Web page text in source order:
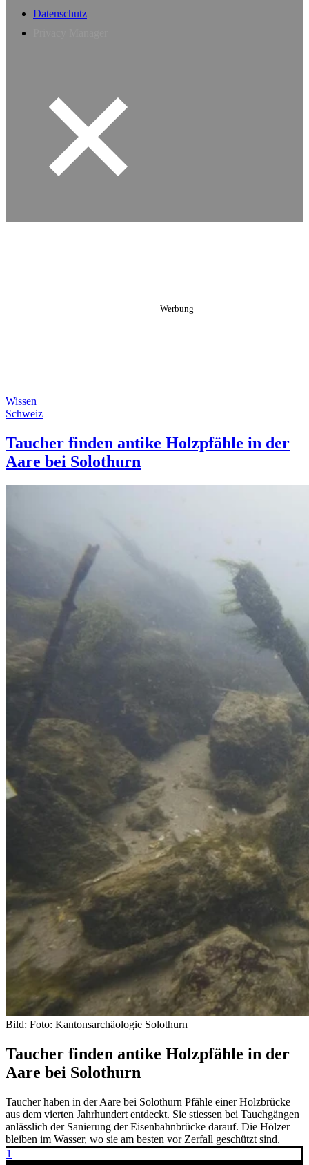
Datenschutz
Wissen
Schweiz
Taucher finden antike Holzpfähle in der
Aare bei Solothurn
Bild: Foto: Kantonsarchäologie Solothurn
Taucher finden antike Holzpfähle in der
Aare bei Solothurn
Taucher haben in der Aare bei Solothurn Pfähle einer Holzbrücke
aus dem vierten Jahrhundert entdeckt. Sie stiessen bei Tauchgängen
anlässlich der Sanierung der Eisenbahnbrücke darauf. Die Hölzer
bleiben im Wasser, wo sie am besten vor Zerfall geschützt sind.
1